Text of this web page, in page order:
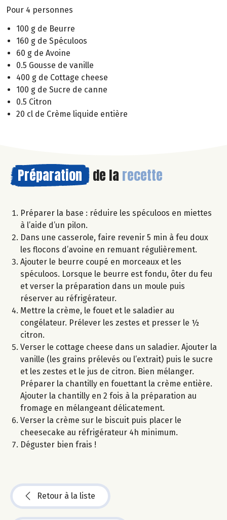
Pour 4 personnes
100 g de Beurre
160 g de Spéculoos
60 g de Avoine
0.5 Gousse de vanille
400 g de Cottage cheese
100 g de Sucre de canne
0.5 Citron
20 cl de Crème liquide entière
Préparation de la recette
Préparer la base : réduire les spéculoos en miettes
à l’aide d’un pilon.
Dans une casserole, faire revenir 5 min à feu doux
les flocons d’avoine en remuant régulièrement.
Ajouter le beurre coupé en morceaux et les
spéculoos. Lorsque le beurre est fondu, ôter du feu
et verser la préparation dans un moule puis
réserver au réfrigérateur.
Mettre la crème, le fouet et le saladier au
congélateur. Prélever les zestes et presser le ½
citron.
Verser le cottage cheese dans un saladier. Ajouter la
vanille (les grains prélevés ou l’extrait) puis le sucre
et les zestes et le jus de citron. Bien mélanger.
Préparer la chantilly en fouettant la crème entière.
Ajouter la chantilly en 2 fois à la préparation au
fromage en mélangeant délicatement.
Verser la crème sur le biscuit puis placer le
cheesecake au réfrigérateur 4h minimum.
Déguster bien frais !
Retour à la liste